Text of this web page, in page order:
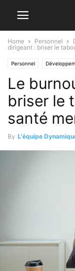
Home Personnel
dirigeant : briser le
Personnel
Gestion du temps et du
Le
briser le
santé
By L'équipe